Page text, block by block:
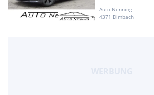
Auto Nenning
4371 Dimbach